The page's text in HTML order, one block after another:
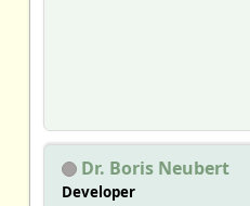
Dr. Boris Neubert
Developer